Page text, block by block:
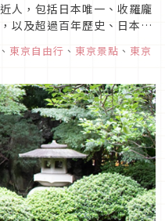
人，包括日本唯一、收羅龐
以及超過百年歷史、日本現
雜貨等人氣複合式
、 東京自由行 、 東京景點 、 東京